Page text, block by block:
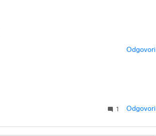
Odgovori
1 Odgovori